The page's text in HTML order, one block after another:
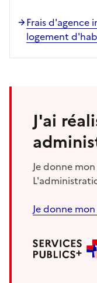
Frais d'agence
logement
J'ai
Je donne
Je donne